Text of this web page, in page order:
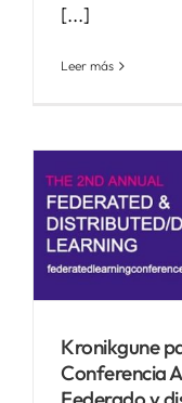
[...]
Leer más
Kronikgune
Conferencia